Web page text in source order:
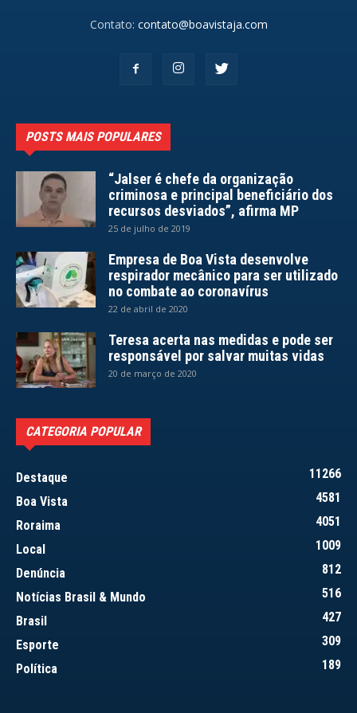
Contato: contato@boavistaja.com
POSTS MAIS POPULARES
“Jalser é chefe da organização
criminosa e principal beneficiário dos
recursos desviados”, afirma MP
25 de julho de 2019
Empresa de Boa Vista desenvolve
respirador mecânico para ser utilizado
no combate ao coronavírus
22 de abril de 2020
Teresa acerta nas medidas e pode ser
responsável por salvar muitas vidas
20 de março de 2020
CATEGORIA POPULAR
Destaque
11266
Boa Vista
4581
Roraima
4051
Local
1009
Denúncia
812
Notícias Brasil & Mundo
516
Brasil
427
Esporte
309
Política
189